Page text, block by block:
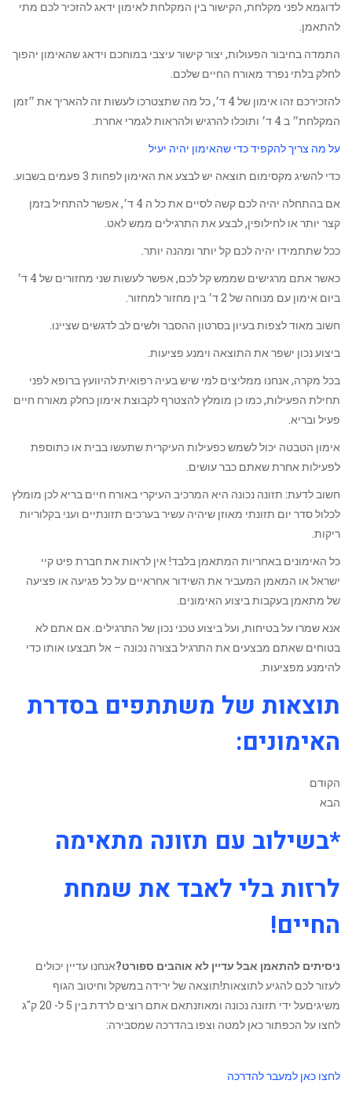
לדוגמא לפני מקלחת, הקישור בין המקלחת לאימון ידאג להזכיר לכם מתי
להתאמן.
התמדה בחיבור הפעולות, יצור קישור עיצבי במוחכם וידאג שהאימון יהפוך
לחלק בלתי נפרד מאורח החיים שלכם.
להזכירכם זהו אימון של 4 ד׳, כל מה שתצטרכו לעשות זה להאריך את ״זמן
המקלחת״ ב 4 ד׳ ותוכלו להרגיש ולהראות לגמרי אחרת.
על מה צריך להקפיד כדי שהאימון יהיה יעיל
כדי להשיג מקסימום תוצאה יש לבצע את האימון לפחות 3 פעמים בשבוע.
אם בהתחלה יהיה לכם קשה לסיים את כל ה 4 ד׳, אפשר להתחיל בזמן
קצר יותר או לחילופין, לבצע את התרגילים ממש לאט.
ככל שתתמידו יהיה לכם קל יותר ומהנה יותר.
כאשר אתם מרגישים שממש קל לכם, אפשר לעשות שני מחזורים של 4 ד׳
ביום אימון עם מנוחה של 2 ד׳ בין מחזור למחזור.
חשוב מאוד לצפות בעיון בסרטון ההסבר ולשים לב לדגשים שציינו.
ביצוע נכון ישפר את התוצאה וימנע פציעות.
בכל מקרה, אנחנו ממליצים למי שיש בעיה רפואית להיוועץ ברופא לפני
תחילת הפעילות, כמו כן מומלץ להצטרף לקבוצת אימון כחלק מאורח חיים
פעיל ובריא.
אימון הטבטה יכול לשמש כפעילות העיקרית שתעשו בבית או כתוספת
לפעילות אחרת שאתם כבר עושים.
חשוב לדעת: תזונה נכונה היא המרכיב העיקרי באורח חיים בריא לכן מומלץ
לכלול סדר יום תזונתי מאוזן שיהיה עשיר בערכים תזונתיים ועני בקלוריות
ריקות.
כל האימונים באחריות המתאמן בלבד! אין לראות את חברת פיט קיי
ישראל או המאמן המעביר את השידור אחראיים על כל פגיעה או פציעה
של מתאמן בעקבות ביצוע האימונים.
אנא שמרו על בטיחות, ועל ביצוע טכני נכון של התרגילים. אם אתם לא
בטוחים שאתם מבצעים את התרגיל בצורה נכונה – אל תבצעו אותו כדי
להימנע מפציעות.
תוצאות של משתתפים בסדרת
האימונים:
הקודם
הבא
*בשילוב עם תזונה מתאימה
לרזות בלי לאבד את שמחת
החיים!
ניסיתים להתאמן אבל עדיין לא אוהבים ספורט?אנחנו עדיין יכולים
לעזור לכם להגיע לתוצאות!תוצאה של ירידה במשקל וחיטוב הגוף
משיגיםעל ידי תזונה נכונה ומאוזנתאם אתם רוצים לרדת בין 5 ל- 20 ק"ג
לחצו על הכפתור כאן למטה וצפו בהדרכה שמסבירה:
לחצו כאן למעבר להדרכה